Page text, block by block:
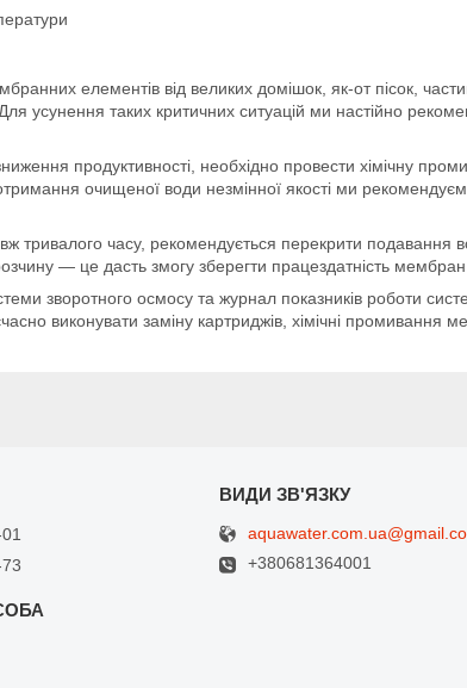
елементів від великих домішок, як-от пісок,
усунення таких критичних ситуацій ми настійно
продуктивності, необхідно провести хімічну
очищеної води незмінної якості ми
тривалого часу, рекомендується перекрити подавання
— це дасть змогу зберегти працездатність мембран
зворотного осмосу та журнал показників роботи
виконувати заміну картриджів, хімічні промивання
+380681364001